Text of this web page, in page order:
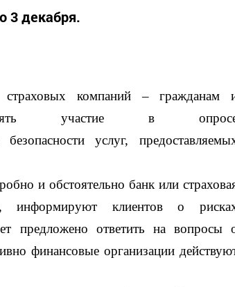
3 декабря.
страховых компаний – гражданам
участие в
услуг,
и обстоятельно банк или
информируют клиентов о
предложено ответить на вопросы
финансовые организации